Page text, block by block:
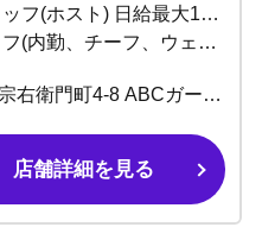
制度 ＋永久的なリファーラル手当 【入店体験随時募集中】 体験報酬10,000円即日支給!! 今なら入店祝金支給！
合によってはプレイングスタッフより稼げます 役員・本部登用システム有り(店売りバック付帯＋基本月給昇給＋ボーナス) ボーナス年２回
大阪府大阪市中央区宗右衛門町4-8 ABCガーデンビル2階
店舗詳細を見る